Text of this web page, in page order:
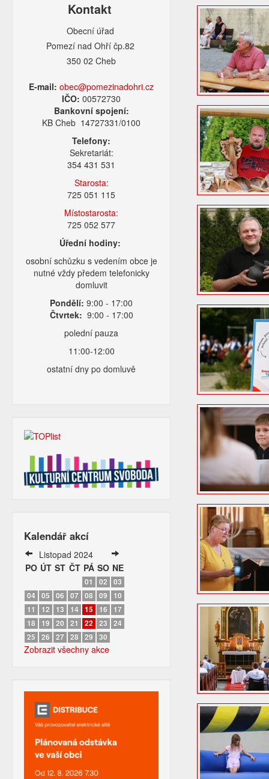
Kontakt
Obecní úřad
Pomezí nad Ohří čp.82
350 02 Cheb
E-mail: obec@pomezinadohri.cz
IČO:00572730
Bankovní spojení:
KB Cheb 14727331/0100
Telefony:
Sekretariát:
354 431 531
Starosta:
725 051 115
Místostarosta:
725 052 577
Úřední hodiny:
osobní schůzku s vedením obce je
nutné vždy předem telefonicky
domluvit
Pondělí: 9:00 - 17:00
Čtvrtek: 9:00 - 17:00
polední pauza
11:00-12:00
ostatní dny po domluvě
Kalendář akcí
Listopad 2024
PO ÚT ST ČT PÁ SO NE
01 02
03
04
05 06 07 08 09
10
11
12 13 14 15 16
17
18
19 20 21 22 23
24
25
26 27 28 29 30
Zobrazit všechny akce